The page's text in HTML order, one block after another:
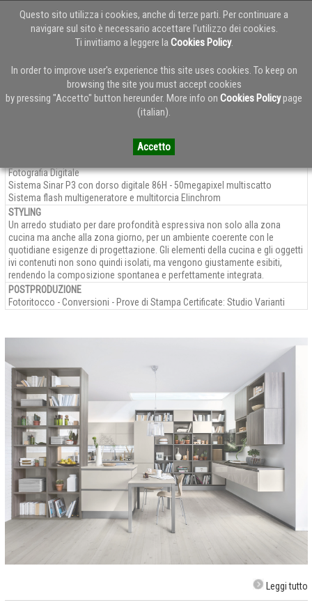
Questo sito utilizza i cookies, anche di terze parti. Per continuare a
navigare sul sito è necessario accettare l'utilizzo dei cookies.
Ti invitiamo a leggere la Cookies Policy.
In order to improve user's experience this site uses cookies. To keep on
browsing the site you must accept cookies
by pressing "Accetto" button hereunder. More info onCookies Policypage
(italian).
Accetto
CLIENTE
PROGETTO
#Living
Fotografia Digitale
Sistema Sinar P3 con dorso digitale 86H - 50megapixel multiscatto
Sistema flash multigeneratore e multitorcia Elinchrom
STYLING
Un arredo studiato per dare profondità espressiva non solo alla zona
cucina ma anche alla zona giorno, per un ambiente coerente con le
quotidiane esigenze di progettazione. Gli elementi della cucina e gli oggetti
ivi contenuti non sono quindi isolati, ma vengono giustamente esibiti,
rendendo la composizione spontanea e perfettamente integrata.
POSTPRODUZIONE
Fotoritocco - Conversioni - Prove di Stampa Certificate: Studio Varianti
Leggi tutto